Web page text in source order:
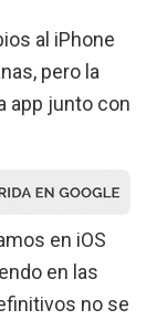
al iPhone
pero la
app junto con
en iOS
en las
no se